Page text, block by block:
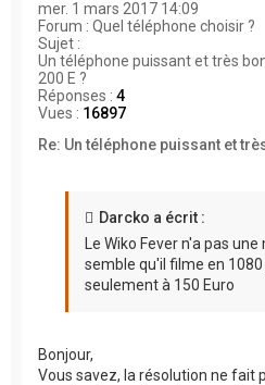
mer. 1 mars 2017 14:09
Forum : Quel téléphone choisir ?
Sujet :
Un téléphone puissant et très
200 E ?
Réponses : 4
Vues : 16897
Re: Un téléphone puissant et
Darcko a écrit :
Le Wiko Fever n'a pas
semble qu'il filme en
seulement à 150 Euro
Bonjour,
Vous savez, la résolution ne fait